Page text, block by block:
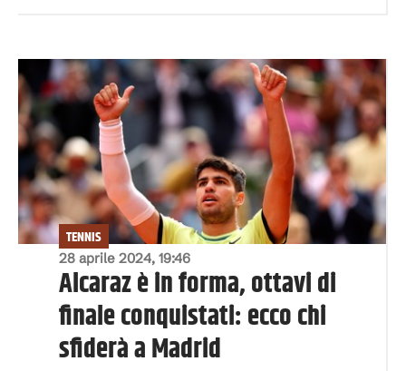
28 aprile 2024, 19:46
TENNIS
Alcaraz è in forma, ottavi di
finale conquistati: ecco chi
sfiderà a Madrid